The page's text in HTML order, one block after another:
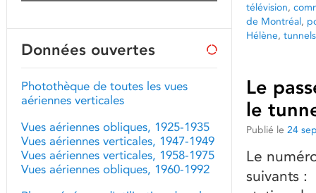
télévision,
de Montréal,
Hélène, tunnels
Le
le
Publié le 24
Le
suivants :
Données ouvertes
Photothèque de toutes les vues
aériennes verticales
Vues aériennes obliques, 1925-1935
Vues aériennes verticales, 1947-1949
Vues aériennes verticales, 1958-1975
Vues aériennes obliques, 1960-1992